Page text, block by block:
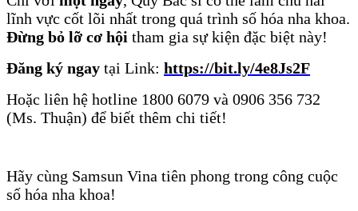
lĩnh vực cốt lõi nhất trong quá trình số hóa nha khoa.
Đừng bỏ lỡ cơ hội tham gia sự kiện đặc biệt này!
Đăng ký ngay tại Link: https://bit.ly/4e8Js2F
Hoặc liên hệ hotline 1800 6079 và 0906 356 732
(Ms. Thuận) để biết thêm chi tiết!
Hãy cùng Samsun Vina tiên phong trong công cuộc
số hóa nha khoa!